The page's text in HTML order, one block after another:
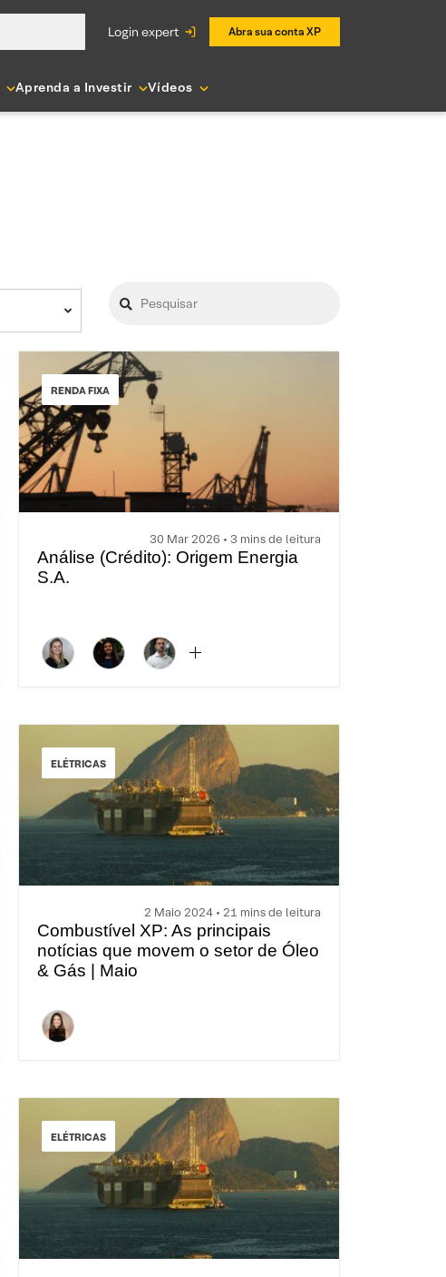
login expert Abra sua conta XP
Aprenda a Investir Vídeos
RENDA FIXA
30 Mar 2026 • 3 mins de leitura
Análise (Crédito): Origem Energia
S.A.
ELÉTRICAS
2 Maio 2024 • 21 mins de leitura
Combustível XP: As principais
notícias que movem o setor de Óleo
& Gás | Maio
ELÉTRICAS